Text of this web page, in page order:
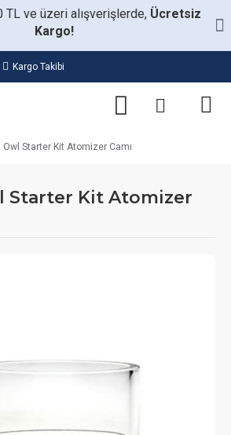
TL ve üzeri alışverişlerde, Ücretsiz
Kargo!
Kargo Takibi
Owl Starter Kit Atomizer Camı
Starter Kit Atomizer